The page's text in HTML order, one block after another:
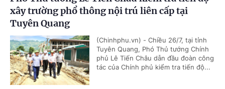
xây trường phổ thông nội trú liên cấp tại
Tuyên Quang
(Chinhphu.vn) - Chiều 26/7, tại tỉnh
Tuyên Quang, Phó Thủ tướng Chính
phủ Lê Tiến Châu dẫn đầu đoàn công
tác của Chính phủ kiểm tra tiến độ...